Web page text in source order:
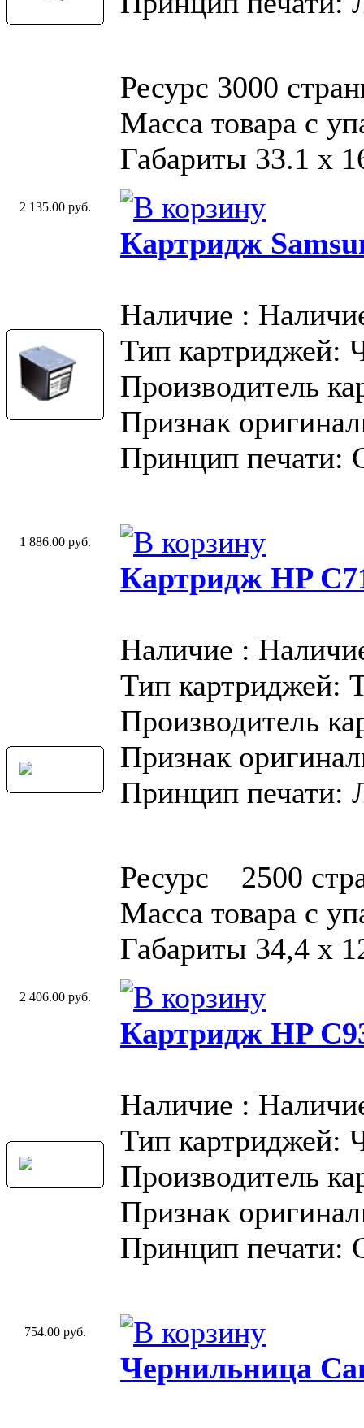
Ресурс 3000
Масса товара с
Габариты 33.1 х
2 135.00 руб.
Картридж
Наличие :
Тип картриджей:
Производитель
Признак
Принцип печати:
1 886.00 руб.
Картридж HP
Наличие :
Тип картриджей:
Производитель
Признак
Принцип печати:
Ресурс 2500
Масса товара с
Габариты 34,4 x
2 406.00 руб.
Картридж HP
Наличие :
Тип картриджей:
Производитель
Признак
Принцип печати:
754.00 руб.
Чернильница